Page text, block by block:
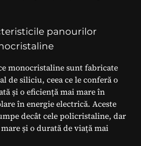
panourilor
monocristaline sunt fabricate
de siliciu, ceea ce le conferă o
și o eficiență mai mare în
în energie electrică. Aceste
decât cele policristaline, dar
și o durată de viață mai